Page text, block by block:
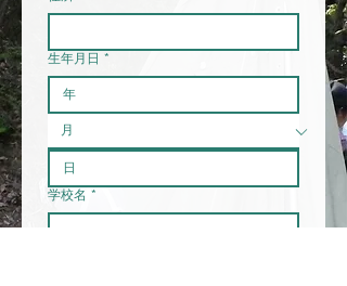
生年月日 *
学校名 *